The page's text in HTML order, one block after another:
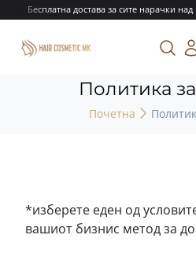
Бесплатна достава за сите нарачки над
Политика
Почетна
*изберете еден од
вашиот бизнис метод за